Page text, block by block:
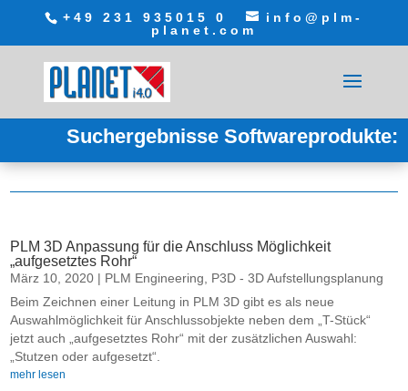
+49 231 935015 0
info@plm-
planet.com
Suchergebnisse Softwareprodukte:
PLM 3D Anpassung für die Anschluss Möglichkeit
„aufgesetztes Rohr“
März 10, 2020 | PLM Engineering
P3D - 3D Aufstellungsplanung
Beim Zeichnen einer Leitung in PLM 3D gibt es als neue
Auswahlmöglichkeit für Anschlussobjekte neben dem „T-Stück“
jetzt auch „aufgesetztes Rohr“ mit der zusätzlichen Auswahl:
„Stutzen oder aufgesetzt“.
mehr lesen